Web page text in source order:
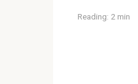
Reading: 2 min